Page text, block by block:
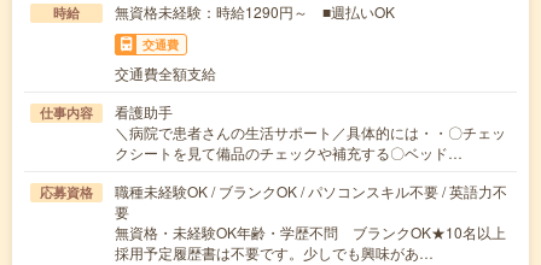
時給 無資格未経験：時給1290円～ ■週払いOK
交通費
交通費全額支給
仕事内容
看護助手
＼病院で患者さんの生活サポート／具体的には・・〇チェッ
クシートを見て備品のチェックや補充する〇ベッド…
応募資格
職種未経験OK / ブランクOK / パソコンスキル不要 / 英語力不
要
無資格・未経験OK年齢・学歴不問 ブランクOK★10名以上
採用予定履歴書は不要です。少しでも興味があ…